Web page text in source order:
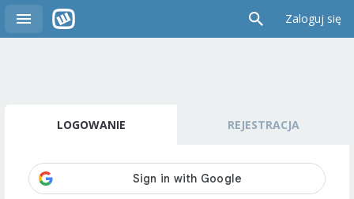
Zaloguj się
LOGOWANIE REJESTRACJA